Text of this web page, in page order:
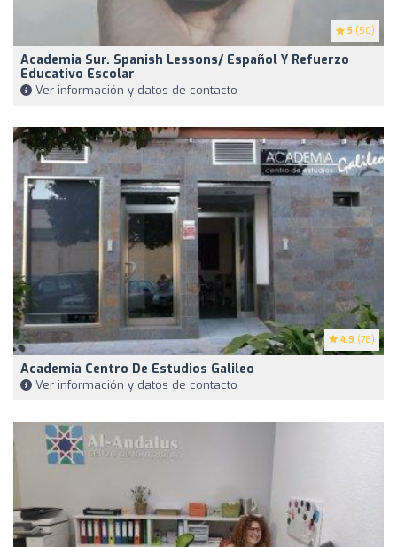
5 (50)
Academia Sur. Spanish Lessons/ Español Y Refuerzo
Educativo Escolar
Ver información y datos de contacto
4.9 (78)
Academia Centro De Estudios Galileo
Ver información y datos de contacto